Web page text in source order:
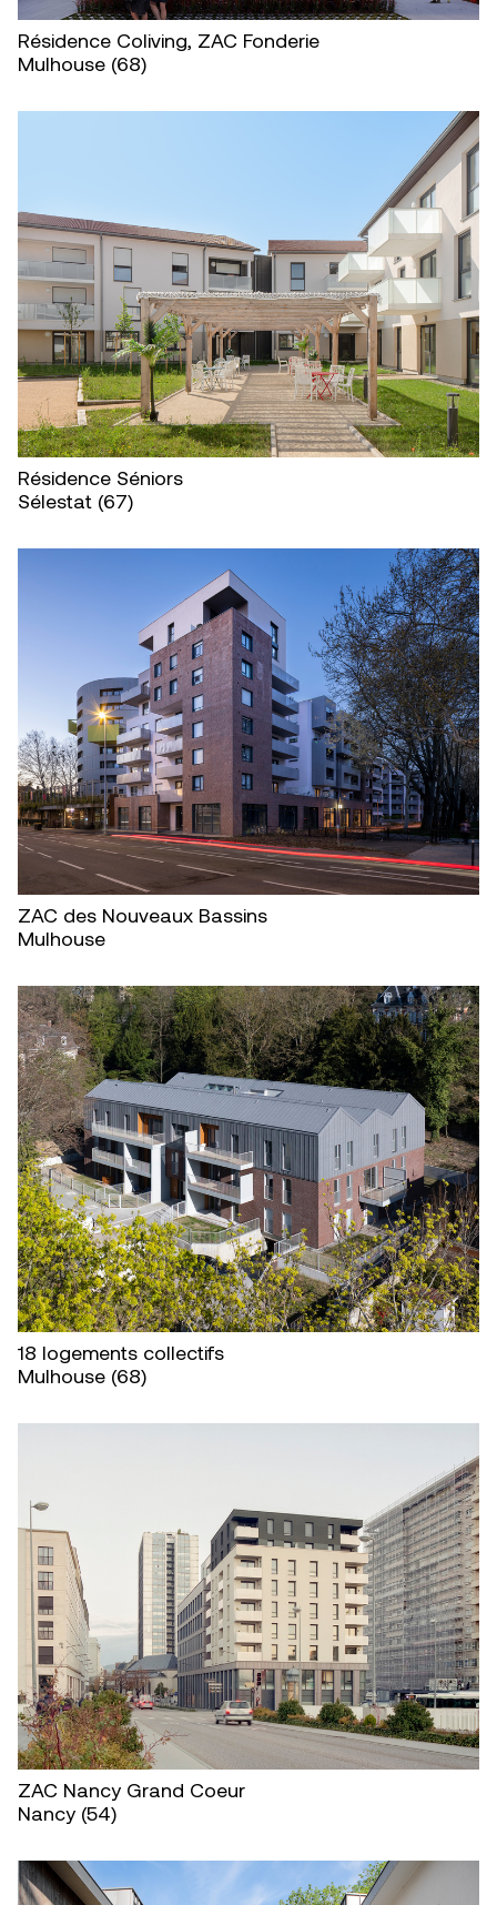
Résidence Coliving, ZAC Fonderie
Mulhouse (68)
Résidence Séniors
Sélestat (67)
ZAC des Nouveaux Bassins
Mulhouse
18 logements collectifs
Mulhouse (68)
ZAC Nancy Grand Coeur
Nancy (54)